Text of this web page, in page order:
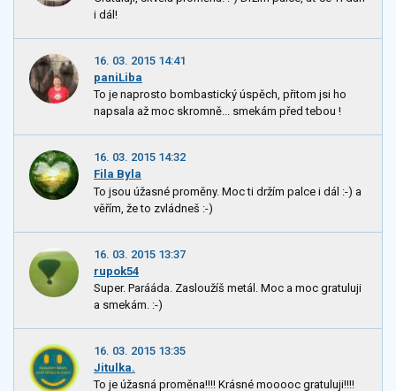
i dál!
16. 03. 2015 14:41
paniLiba
To je naprosto bombastický úspěch, přitom jsi ho
napsala až moc skromně... smekám před tebou !
16. 03. 2015 14:32
Fila Byla
To jsou úžasné proměny. Moc ti držím palce i dál :-) a
věřím, že to zvládneš :-)
16. 03. 2015 13:37
rupok54
Super. Parááda. Zasloužíš metál. Moc a moc gratuluji
a smekám. :-)
16. 03. 2015 13:35
Jitulka.
To je úžasná proměna!!!! Krásné mooooc gratuluji!!!!